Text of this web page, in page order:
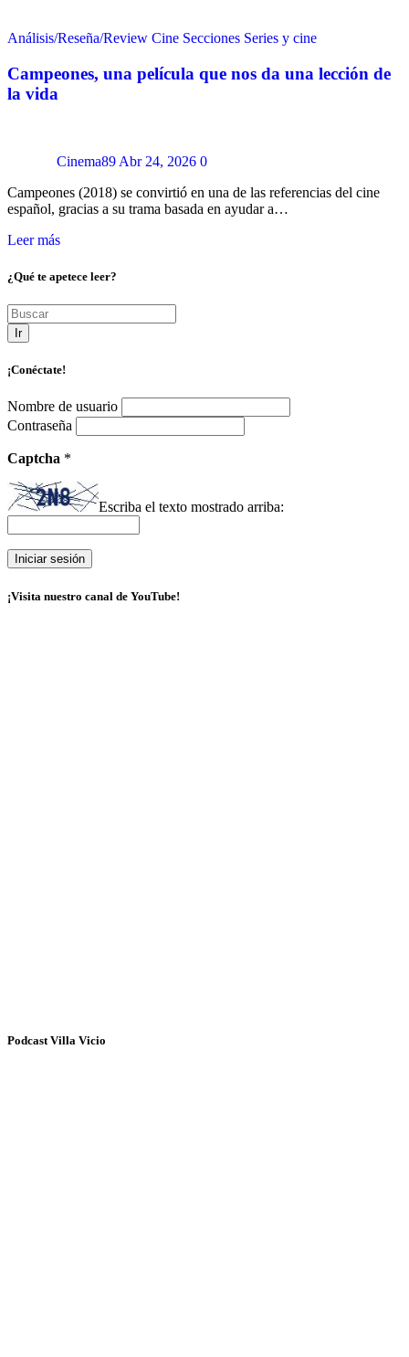
Análisis/Reseña/Review Cine Secciones Series y cine
Campeones, una película que nos da una lección de
la vida
Cinema89Abr 24, 2026 0
Campeones (2018) se convirtió en una de las referencias del cine
español, gracias a su trama basada en ayudar a…
Leer más
¿Qué te apetece leer?
Ir
¡Conéctate!
Nombre de usuario
Contraseña
Captcha *
Escriba el texto mostrado arriba:
¡Visita nuestro canal de YouTube!
Podcast Villa Vicio